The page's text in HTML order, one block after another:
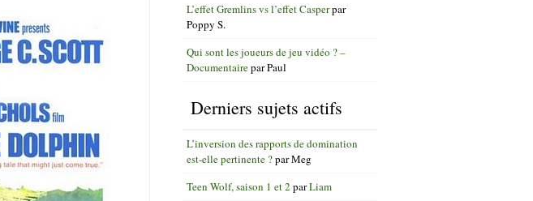
L’effet Gremlins vs l’effet Casperpar
Poppy S.
Qui sont les joueurs de jeu vidéo ? –
DocumentaireparPaul
Derniers sujets actifs
L’inversion des rapports de domination
est-elle pertinente ?parMeg
Teen Wolf, saison 1 et 2 parLiam